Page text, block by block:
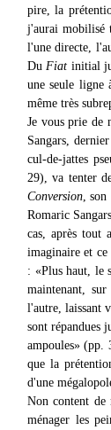
pire, la
j'aurai mobilisé
l'une directe,
Du Fiat initial
une seule ligne
même très
Je vous prie de
Sangars,
cul-de-jattes
29), va tenter
Conversion ,
Romaric
cas, après tout
imaginaire et
: «Plus haut, le
maintenant,
l'autre, laissant
sont répandues
ampoules» (pp.
que la
d'une
Non content de
ménager les